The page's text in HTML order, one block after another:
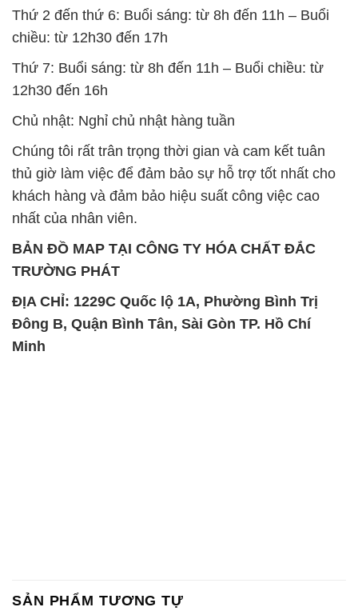
Thứ 2 đến thứ 6: Buổi sáng: từ 8h đến 11h – Buổi
chiều: từ 12h30 đến 17h
Thứ 7: Buổi sáng: từ 8h đến 11h – Buổi chiều: từ
12h30 đến 16h
Chủ nhật: Nghỉ chủ nhật hàng tuần
Chúng tôi rất trân trọng thời gian và cam kết tuân
thủ giờ làm việc để đảm bảo sự hỗ trợ tốt nhất cho
khách hàng và đảm bảo hiệu suất công việc cao
nhất của nhân viên.
BẢN ĐỒ MAP TẠI CÔNG TY HÓA CHẤT ĐẮC
TRƯỜNG PHÁT
ĐỊA CHỈ: 1229C Quốc lộ 1A, Phường Bình Trị
Đông B, Quận Bình Tân, Sài Gòn TP. Hồ Chí
Minh
SẢN PHẨM TƯƠNG TỰ